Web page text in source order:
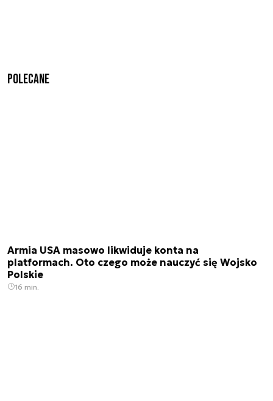
Polecane
Armia USA masowo likwiduje konta na
platformach. Oto czego może nauczyć się Wojsko
Polskie
16 min.